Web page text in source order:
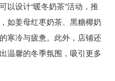
以设计“暖冬奶茶”活动，推
如姜母红枣奶茶、黑糖椰奶
寒冷与疲惫。此外，店铺还
温馨的冬季氛围，吸引更多